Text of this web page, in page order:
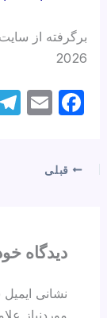
برگرفته از سایت
2026
F
e
o
k
E
قبلی
دیدگاه‌
نشانی
موردنیاز